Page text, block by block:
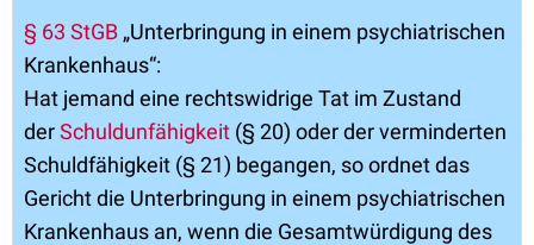
§ 63 StGB „Unterbringung in einem psychiatrischen
Krankenhaus“:
Hat jemand eine rechtswidrige Tat im Zustand
derSchuldunfähigkeit (§ 20) oder der verminderten
Schuldfähigkeit (§ 21) begangen, so ordnet das
Gericht die Unterbringung in einem psychiatrischen
Krankenhaus an, wenn die Gesamtwürdigung des